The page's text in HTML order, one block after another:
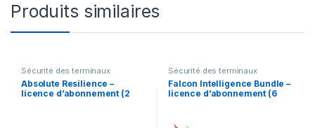
Produits similaires
Sécurité des terminaux
Absolute Resilience –
licence d’abonnement (2
Sécurité des terminaux
Falcon Intelligence Bundle –
licence d’abonnement (6